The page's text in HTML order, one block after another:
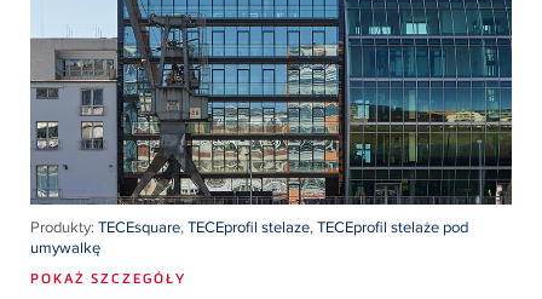
Produkty: TECEsquare,TECEprofil stelaze,TECEprofil stelaże pod
umywalkę
POKAŻ SZCZEGÓŁY